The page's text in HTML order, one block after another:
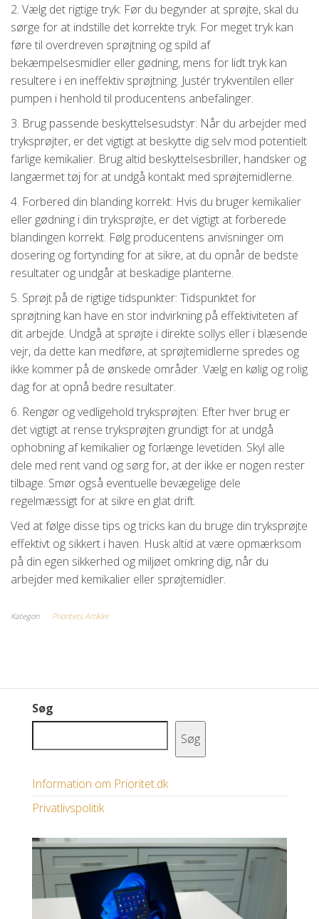
2. Vælg det rigtige tryk: Før du begynder at sprøjte, skal du
sørge for at indstille det korrekte tryk. For meget tryk kan
føre til overdreven sprøjtning og spild af
bekæmpelsesmidler eller gødning, mens for lidt tryk kan
resultere i en ineffektiv sprøjtning. Justér trykventilen eller
pumpen i henhold til producentens anbefalinger.
3. Brug passende beskyttelsesudstyr: Når du arbejder med
tryksprøjter, er det vigtigt at beskytte dig selv mod potentielt
farlige kemikalier. Brug altid beskyttelsesbriller, handsker og
langærmet tøj for at undgå kontakt med sprøjtemidlerne.
4. Forbered din blanding korrekt: Hvis du bruger kemikalier
eller gødning i din tryksprøjte, er det vigtigt at forberede
blandingen korrekt. Følg producentens anvisninger om
dosering og fortynding for at sikre, at du opnår de bedste
resultater og undgår at beskadige planterne.
5. Sprøjt på de rigtige tidspunkter: Tidspunktet for
sprøjtning kan have en stor indvirkning på effektiviteten af ​​
dit arbejde. Undgå at sprøjte i direkte sollys eller i blæsende
vejr, da dette kan medføre, at sprøjtemidlerne spredes og
ikke kommer på de ønskede områder. Vælg en kølig og rolig
dag for at opnå bedre resultater.
6. Rengør og vedligehold tryksprøjten: Efter hver brug er
det vigtigt at rense tryksprøjten grundigt for at undgå
ophobning af kemikalier og forlænge levetiden. Skyl alle
dele med rent vand og sørg for, at der ikke er nogen rester
tilbage. Smør også eventuelle bevægelige dele
regelmæssigt for at sikre en glat drift.
Ved at følge disse tips og tricks kan du bruge din tryksprøjte
effektivt og sikkert i haven. Husk altid at være opmærksom
på din egen sikkerhed og miljøet omkring dig, når du
arbejder med kemikalier eller sprøjtemidler.
Kategori Prioritets Artikler
Søg
Søg
Information om Prioritet.dk
Privatlivspolitik